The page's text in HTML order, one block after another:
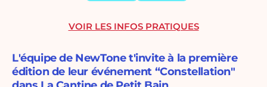
L'équipe de NewTone t'invite à la première
édition de leur événement “Constellation"
VOIR LES INFOS PRATIQUES